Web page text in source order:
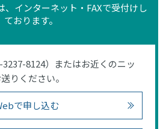
、インターネット・FAXで受付けし
ております。
8124）またはお近くのニッ
りください。
で申し込む